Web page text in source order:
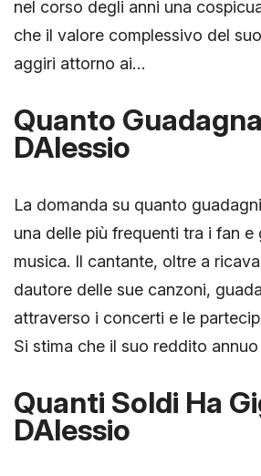
nel corso degli anni una
che il valore complessivo del
aggiri attorno ai…
Quanto
DAlessio
La domanda su quanto
una delle più frequenti tra i fan e
musica. Il cantante, oltre a
dautore delle sue canzoni,
attraverso i concerti e le
Si stima che il suo reddito
Quanti Soldi Ha
DAlessio